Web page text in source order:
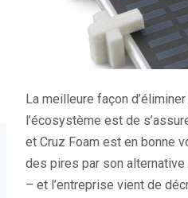
La meilleure façon
l’écosystème est de
et Cruz Foam est en bonne
des pires par son
– et l’entreprise vient de